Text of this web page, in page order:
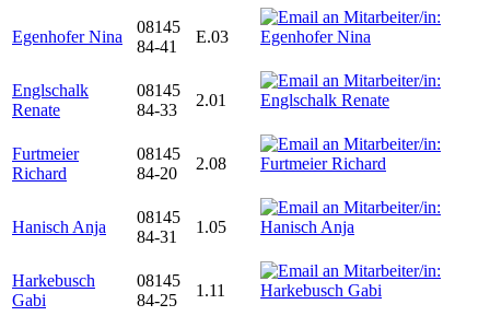
Egenhofer Nina
08145
84-41
E.03
Englschalk
Renate
08145
84-33
2.01
Furtmeier
Richard
08145
84-20
2.08
Hanisch Anja
08145
84-31
1.05
Harkebusch
Gabi
08145
84-25
1.11